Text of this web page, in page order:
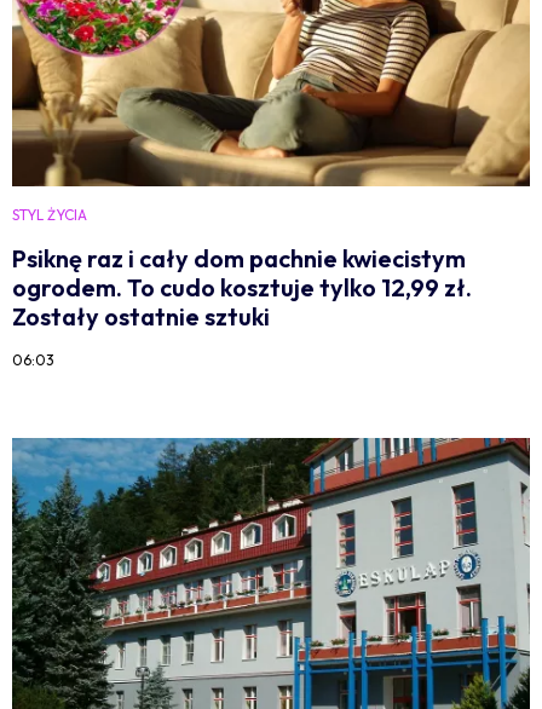
STYL ŻYCIA
Psiknę raz i cały dom pachnie kwiecistym
ogrodem. To cudo kosztuje tylko 12,99 zł.
Zostały ostatnie sztuki
06:03